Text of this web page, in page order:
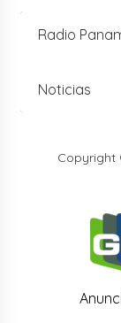
Radio
Noticias
Copyright